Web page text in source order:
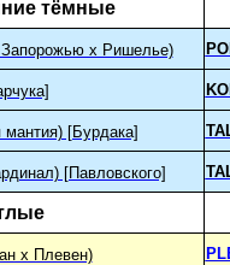
тёмные
х Ришелье)
[Бурдака]
[Павловского]
х Плевен)